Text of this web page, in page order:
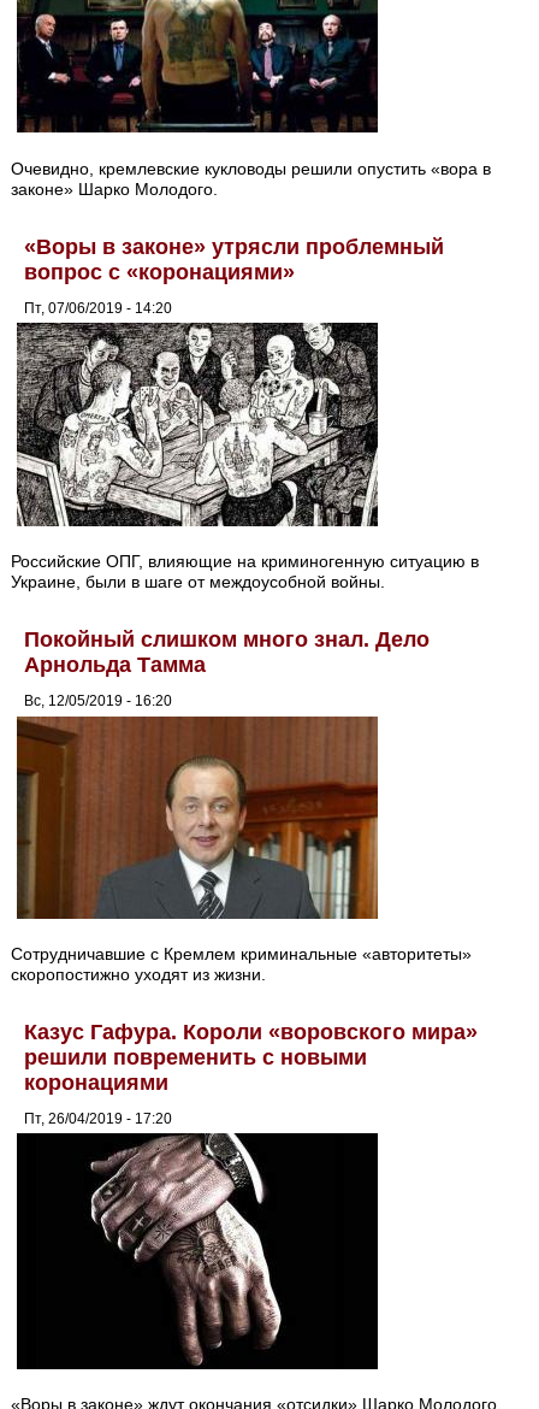
Очевидно, кремлевские кукловоды решили опустить «вора в
законе» Шарко Молодого.
«Воры в законе» утрясли проблемный
вопрос с «коронациями»
Пт, 07/06/2019 - 14:20
Российские ОПГ, влияющие на криминогенную ситуацию в
Украине, были в шаге от междоусобной войны.
Покойный слишком много знал. Дело
Арнольда Тамма
Вс, 12/05/2019 - 16:20
Сотрудничавшие с Кремлем криминальные «авторитеты»
скоропостижно уходят из жизни.
Казус Гафура. Короли «воровского мира»
решили повременить с новыми
коронациями
Пт, 26/04/2019 - 17:20
«Воры в законе» ждут окончания «отсидки» Шарко Молодого.